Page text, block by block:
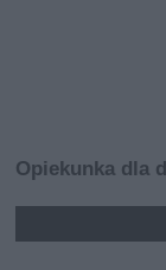
Opiekunka dla